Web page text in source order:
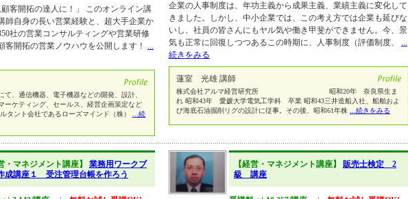
顧客開拓の達人に！」 このオンライン講
師自身の長い営業経験と、超大手企業か
社の営業コンサルティングや営業研修
客開拓の営業ノウハウを公開します！ ...
て、通信機器、電子機器などの開発、設計、
ーケティング、セールス、経営企画策定など
タント会社であるローズマインド（株）
...続
企業の人事制度は、年功主義から成果主義、業績主義に変化して
きました。しかし、中小企業では、この考え方では企業も延びな
いし、社員の皆さんにもヤル気や働き甲斐ができません。今、景
気も正常に回復しつつあるこの時期に、人事制度（評価制度、 ...
続きをみる
蓮室 光雄 講師
株式会社アルマ経営研究所 昭和20年 奈良県生ま
れ 昭和43年 愛媛大学電気工学科 卒業 昭和43三井造船入社、船舶およ
び海底石油掘削リグの設計に従事。その後、昭和61年株
...続きをみる
・マネジメント講座】 業務用ワークブ
成講座１ 受注管理台帳を作ろう
【経営・マネジメント講座】 販売士検定 2
級 講座